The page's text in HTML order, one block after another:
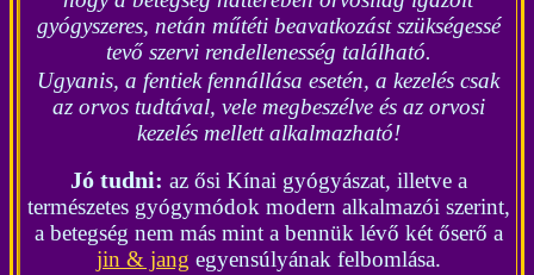
gyógyszeres, netán műtéti beavatkozást szükségessé
tevő szervi rendellenesség található.
Ugyanis, a fentiek fennállása esetén, a kezelés csak
az orvos tudtával, vele megbeszélve és az orvosi
kezelés mellett alkalmazható!
Jó tudni: az ősi Kínai gyógyászat, illetve a
természetes gyógymódok modern alkalmazói szerint,
a betegség nem más mint a bennük lévő két őserő a
jin & jang egyensúlyának felbomlása.